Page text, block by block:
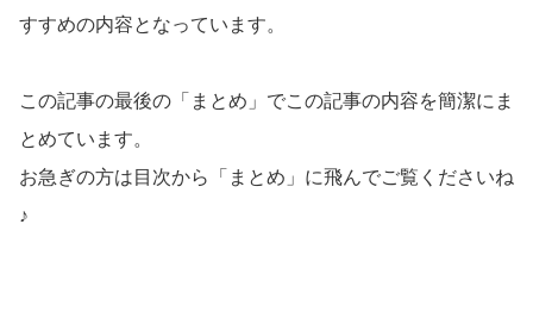
すすめの内容となっています。
この記事の最後の「まとめ」でこの記事の内容を簡潔にま
とめています。
お急ぎの方は目次から「まとめ」に飛んでご覧くださいね
♪